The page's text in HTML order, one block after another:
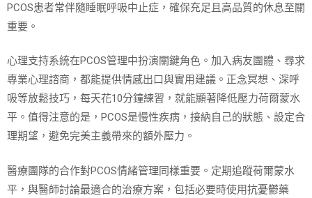
PCOS患者常伴隨睡眠呼吸中止症，確保充足且高品質的休息至關
重要。
心理支持系統在PCOS管理中扮演關鍵角色。加入病友團體、尋求
專業心理諮商，都能提供情感出口與實用建議。正念冥想、深呼
吸等放鬆技巧，每天花10分鐘練習，就能顯著降低壓力荷爾蒙水
平。值得注意的是，PCOS是慢性疾病，接納自己的狀態、設定合
理期望，避免完美主義帶來的額外壓力。
醫療團隊的合作對PCOS情緒管理同樣重要。定期追蹤荷爾蒙水
平，與醫師討論最適合的治療方案，包括必要時使用抗憂鬱藥